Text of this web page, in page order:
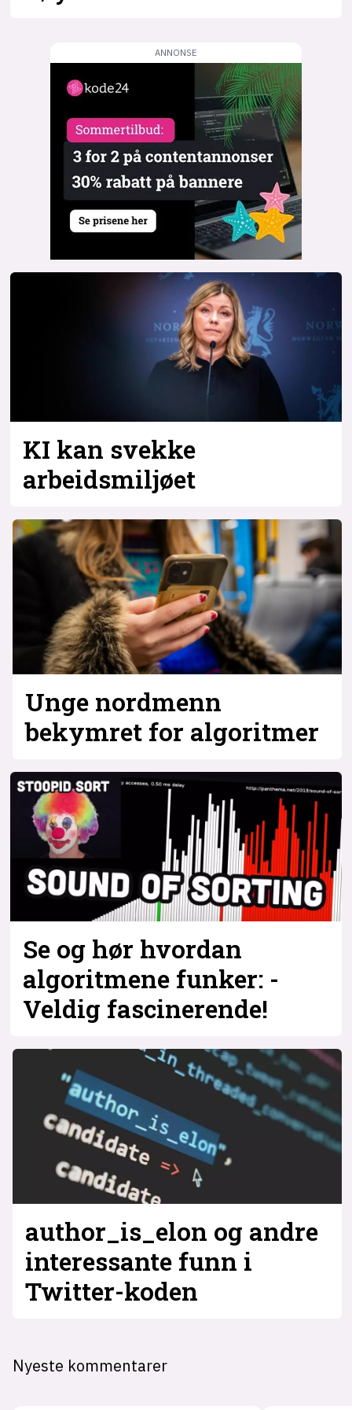
KI kan svekke
arbeidsmiljøet
Unge nordmenn
bekymret for algoritmer
Se og hør hvordan
algoritmene funker: -
Veldig fascinerende!
author_is_elon og andre
interessante funn i
Twitter-koden
Nyeste kommentarer
mørk modus
nyhetsbrev
kode24-klubben
LinkedIn
Bluesky
Facebook
annonsepriser